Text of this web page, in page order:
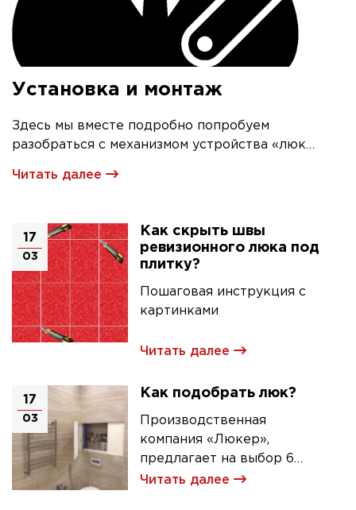
Установка и монтаж
Здесь мы вместе подробно попробуем
разобраться с механизмом устройства «люк
Читать далее
17
03
Как скрыть швы
ревизионного люка под
плитку?
Пошаговая инструкция с
картинками
Читать далее
17
03
Как подобрать люк?
Производственная
компания «Люкер»,
предлагает на выбор 6
моделей ревизионных
Читать далее